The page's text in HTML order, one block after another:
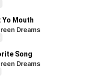
Yo Mouth
Dreams
Song
Dreams